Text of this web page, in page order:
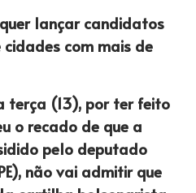
quer lançar candidatos
com mais de
terça (13), por ter feito
o recado de que a
pelo deputado
não vai admitir que